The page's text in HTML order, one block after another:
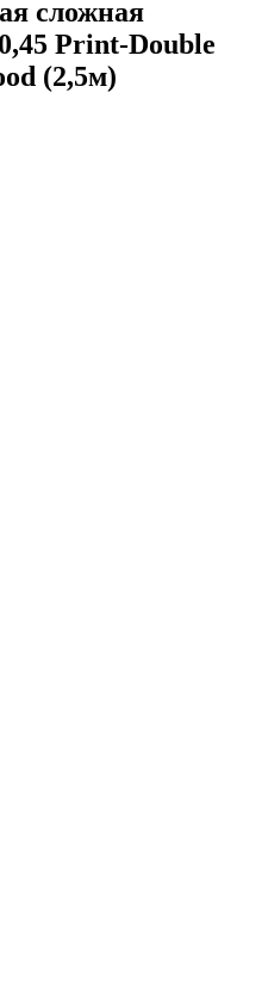
сложная
Print-Double
(2,5м)